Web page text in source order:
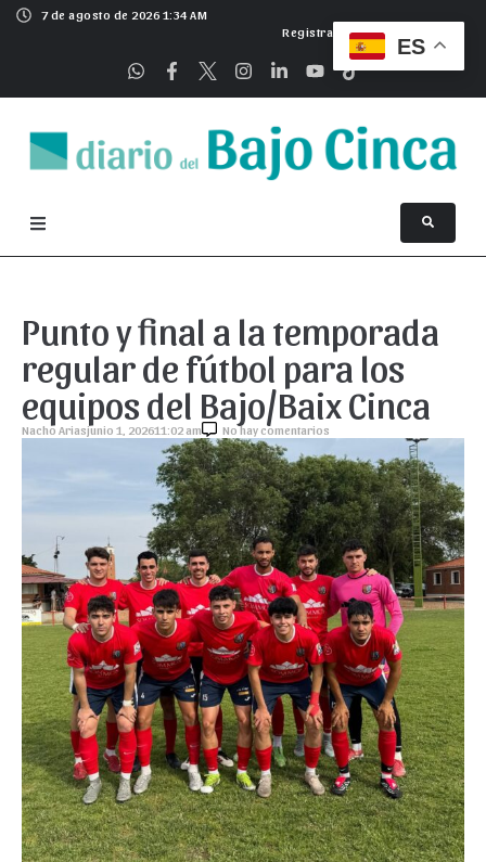
7 de agosto de 2026 1:34 AM
Registrarse
Punto y final a la temporada
regular de fútbol para los
equipos del Bajo/Baix Cinca
Nacho Ariasjunio 1, 202611:02 am No hay comentarios
ES